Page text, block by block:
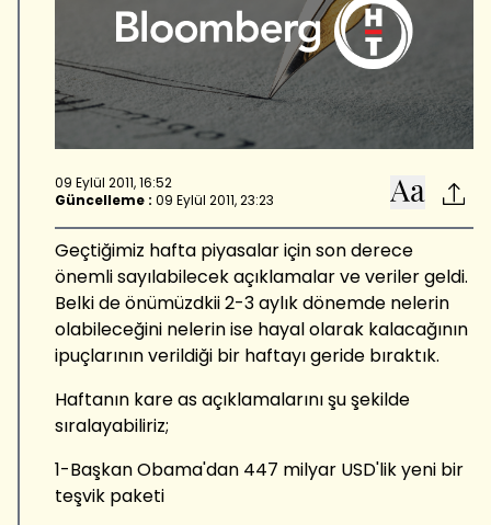
09 Eylül 2011, 16:52
Güncelleme : 09 Eylül 2011, 23:23
Geçtiğimiz hafta piyasalar için son derece
önemli sayılabilecek açıklamalar ve veriler geldi.
Belki de önümüzdkii 2-3 aylık dönemde nelerin
olabileceğini nelerin ise hayal olarak kalacağının
ipuçlarının verildiği bir haftayı geride bıraktık.
Haftanın kare as açıklamalarını şu şekilde
sıralayabiliriz;
1-Başkan Obama'dan 447 milyar USD'lik yeni bir
teşvik paketi